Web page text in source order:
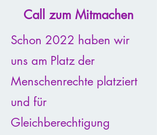
Call zum Mitmachen
Schon 2022 haben wir
uns am Platz der
Menschenrechte platziert
und für
Gleichberechtigung